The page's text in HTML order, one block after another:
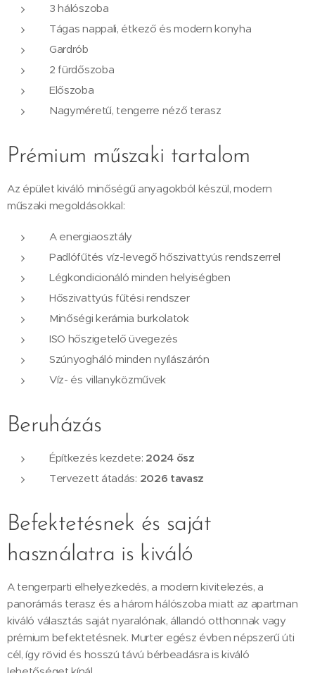
3 hálószoba
Tágas nappali, étkező és modern konyha
Gardrób
2 fürdőszoba
Előszoba
Nagyméretű, tengerre néző terasz
Prémium műszaki tartalom
Az épület kiváló minőségű anyagokból készül, modern
műszaki megoldásokkal:
A energiaosztály
Padlófűtés víz-levegő hőszivattyús rendszerrel
Légkondicionáló minden helyiségben
Hőszivattyús fűtési rendszer
Minőségi kerámia burkolatok
ISO hőszigetelő üvegezés
Szúnyogháló minden nyílászárón
Víz- és villanyközművek
Beruházás
Építkezés kezdete: 2024 ősz
Tervezett átadás: 2026 tavasz
Befektetésnek és saját
használatra is kiváló
A tengerparti elhelyezkedés, a modern kivitelezés, a
panorámás terasz és a három hálószoba miatt az apartman
kiváló választás saját nyaralónak, állandó otthonnak vagy
prémium befektetésnek. Murter egész évben népszerű úti
cél, így rövid és hosszú távú bérbeadásra is kiváló